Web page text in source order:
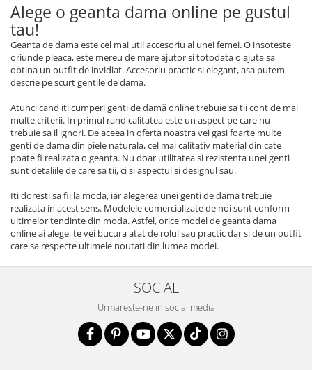
Alege o geanta dama online pe gustul
tau!
Geanta de dama este cel mai util accesoriu al unei femei. O insoteste
oriunde pleaca, este mereu de mare ajutor si totodata o ajuta sa
obtina un outfit de invidiat. Accesoriu practic si elegant, asa putem
descrie pe scurt gentile de dama.
Atunci cand iti cumperi genti de damăonline trebuie sa tii cont de mai
multe criterii. In primul rand calitatea este un aspect pe care nu
trebuie sa il ignori. De aceea in oferta noastra vei gasi foarte multe
genti de dama din piele naturala, cel mai calitativ material din cate
poate fi realizata o geanta. Nu doar utilitatea si rezistenta unei genti
sunt detaliile de care sa tii, ci si aspectul si designul sau.
Iti doresti sa fii la moda, iar alegerea unei genti de dama trebuie
realizata in acest sens. Modelele comercializate de noi sunt conform
ultimelor tendinte din moda. Astfel, orice model de geanta dama
online ai alege, te vei bucura atat de rolul sau practic dar si de un outfit
care sa respecte ultimele noutati din lumea modei.
SOCIAL
Urmareste-ne in social media